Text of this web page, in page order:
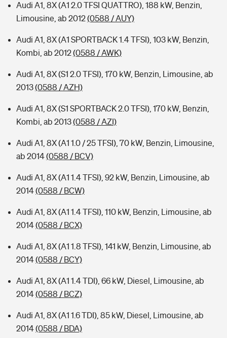
Audi A1, 8X (A1 2.0 TFSI QUATTRO), 188 kW, Benzin,
Limousine, ab 2012(0588 / AUY)
Audi A1, 8X (A1 SPORTBACK 1.4 TFSI), 103 kW, Benzin,
Kombi, ab 2012(0588 / AWK)
Audi A1, 8X (S1 2.0 TFSI), 170 kW, Benzin, Limousine, ab
2013(0588 / AZH)
Audi A1, 8X (S1 SPORTBACK 2.0 TFSI), 170 kW, Benzin,
Kombi, ab 2013(0588 / AZI)
Audi A1, 8X (A1 1.0 / 25 TFSI), 70 kW, Benzin, Limousine,
ab 2014(0588 / BCV)
Audi A1, 8X (A1 1.4 TFSI), 92 kW, Benzin, Limousine, ab
2014(0588 / BCW)
Audi A1, 8X (A1 1.4 TFSI), 110 kW, Benzin, Limousine, ab
2014(0588 / BCX)
Audi A1, 8X (A1 1.8 TFSI), 141 kW, Benzin, Limousine, ab
2014(0588 / BCY)
Audi A1, 8X (A1 1.4 TDI), 66 kW, Diesel, Limousine, ab
2014(0588 / BCZ)
Audi A1, 8X (A1 1.6 TDI), 85 kW, Diesel, Limousine, ab
2014(0588 / BDA)